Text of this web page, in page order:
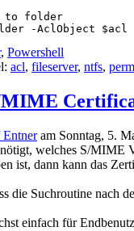
to folder
, Powershell
acl, fileserver, ntfs,
MIME
am Sonntag, 5.
welches S/MIME
ist, dann kann das
die Suchroutine nach
einfach für